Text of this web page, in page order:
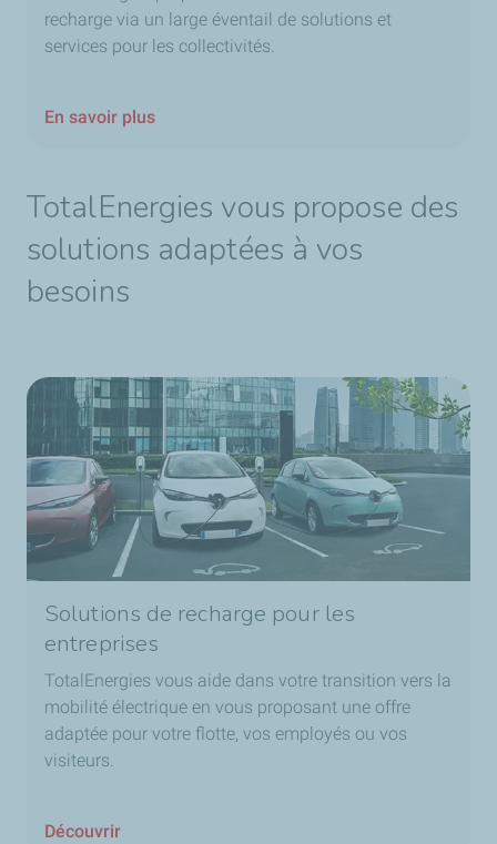
recharge via un large éventail de solutions et
services pour les collectivités.
En savoir plus
TotalEnergies vous propose des
solutions adaptées à vos
besoins
Solutions de recharge pour les
entreprises
TotalEnergies vous aide dans votre transition vers la
mobilité électrique en vous proposant une offre
adaptée pour votre flotte, vos employés ou vos
visiteurs.
Découvrir